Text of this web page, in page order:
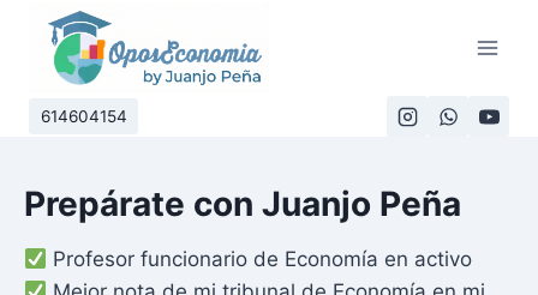
Saltar
contenido
614604154
Prepárate con Juanjo Peña
Profesor funcionario de Economía en activo